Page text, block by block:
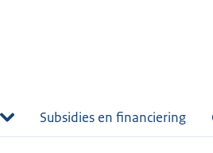
Subsidies en financiering